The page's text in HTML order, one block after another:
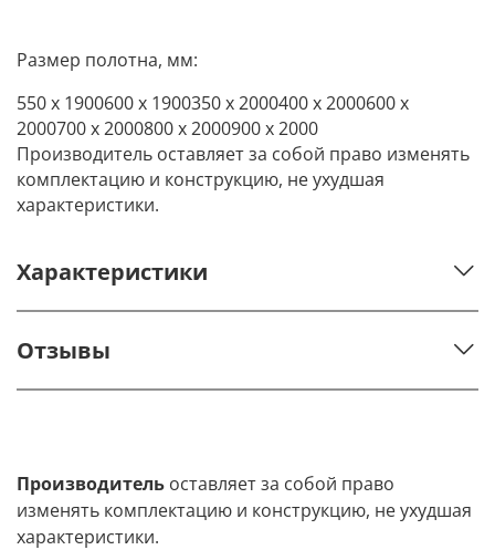
Размер полотна, мм:
550 х 1900600 х 1900350 х 2000400 х 2000600 х
2000700 х 2000800 х 2000900 х 2000
Производитель оставляет за собой право изменять
комплектацию и конструкцию, не ухудшая
характеристики.
Характеристики
Отзывы
Производитель оставляет за собой право
изменять комплектацию и конструкцию, не ухудшая
характеристики.